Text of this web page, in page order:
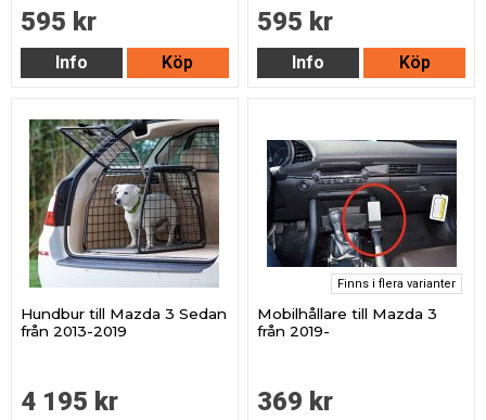
595 kr
Info Köp
595 kr
Info Köp
Hundbur till Mazda 3 Sedan
från 2013-2019
4 195 kr
Finns i flera varianter
Mobilhållare till Mazda 3
från 2019-
369 kr